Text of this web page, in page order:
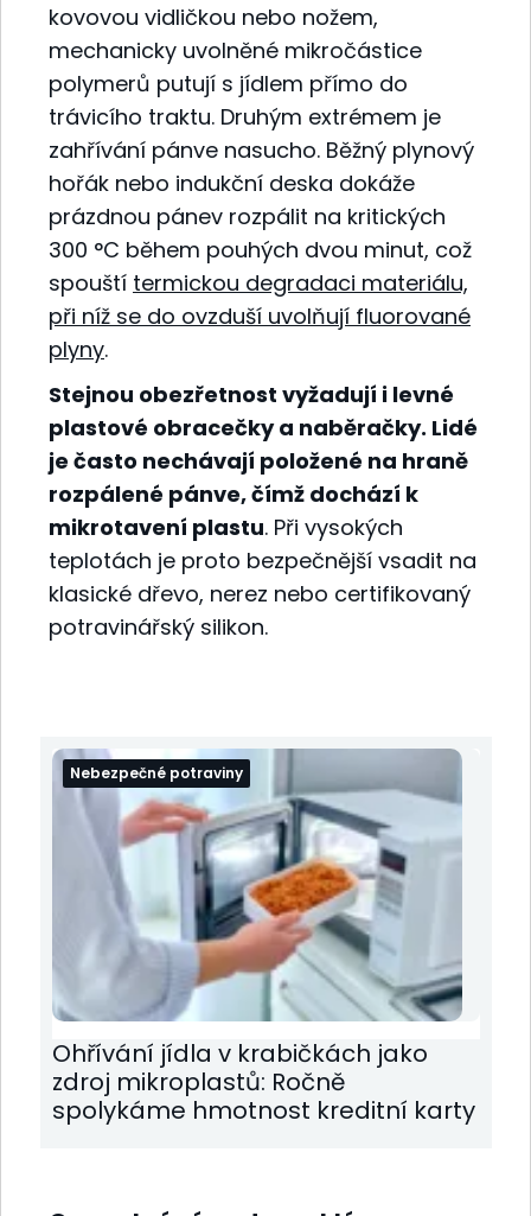
kovovou vidličkou nebo nožem,
mechanicky uvolněné mikročástice
polymerů putují s jídlem přímo do
trávicího traktu. Druhým extrémem je
zahřívání pánve nasucho. Běžný plynový
hořák nebo indukční deska dokáže
prázdnou pánev rozpálit na kritických
300 °C během pouhých dvou minut, což
spouští termickou degradaci materiálu,
při níž se do ovzduší uvolňují fluorované
plyny.
Stejnou obezřetnost vyžadují i levné
plastové obracečky a naběračky. Lidé
je často nechávají položené na hraně
rozpálené pánve, čímž dochází k
mikrotavení plastu. Při vysokých
teplotách je proto bezpečnější vsadit na
klasické dřevo, nerez nebo certifikovaný
potravinářský silikon.
Nebezpečné potraviny
Ohřívání jídla v krabičkách jako
zdroj mikroplastů: Ročně
spolykáme hmotnost kreditní karty